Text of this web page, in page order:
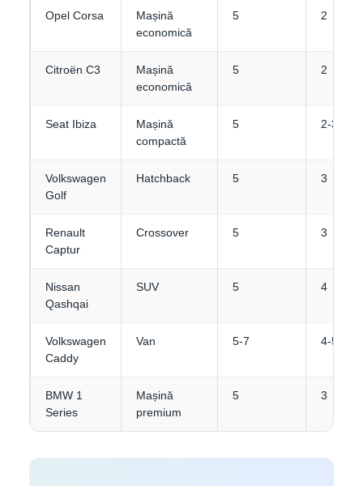
Opel Corsa
Mașină
economică
5 2
Citroën C3
Mașină
economică
5 2
Seat Ibiza
Mașină
compactă
5 2-3
Volkswagen
Golf
Hatchback 5 3
Renault
Captur
Crossover 5 3
Nissan
Qashqai
SUV 5 4
Volkswagen
Caddy
Van 5-7 4-5
BMW 1
Series
Mașină
premium
5 3